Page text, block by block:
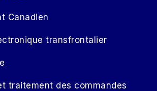
Canadien
transfrontalier
traitement des commandes